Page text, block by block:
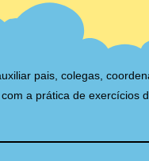
pais, colegas,
a prática de exercícios